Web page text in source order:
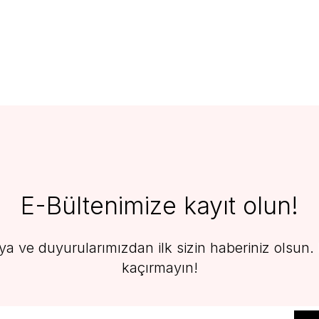
E-Bültenimize kayıt olun!
ve duyurularımızdan ilk sizin haberiniz olsun.
kaçırmayın!